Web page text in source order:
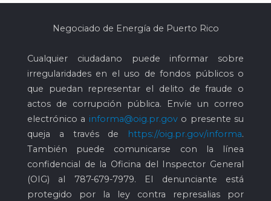
Negociado de Energía de Puerto Rico
Cualquier ciudadano puede informar sobre
irregularidades en el uso de fondos públicos o
que puedan representar el delito de fraude o
actos de corrupción pública. Envíe un correo
electrónico a informa@oig.pr.govo presente su
queja a través de
https://oig.pr.gov/informa.
También puede comunicarse con la línea
confidencial de la Oficina del Inspector General
(OIG) al 787-679-7979. El denunciante está
protegido por la ley contra represalias por